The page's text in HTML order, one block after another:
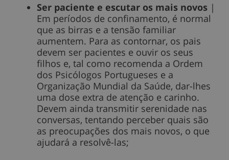
Ser paciente e escutar os mais novos |
Em períodos de confinamento, é normal
que as birras e a tensão familiar
aumentem. Para as contornar, os pais
devem ser pacientes e ouvir os seus
filhos e, tal como recomenda a Ordem
dos Psicólogos Portugueses e a
Organização Mundial da Saúde, dar-lhes
uma dose extra de atenção e carinho.
Devem ainda transmitir serenidade nas
conversas, tentando perceber quais são
as preocupações dos mais novos, o que
ajudará a resolvê-las;